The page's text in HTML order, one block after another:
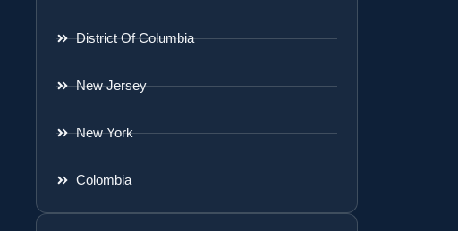
District Of Columbia
New Jersey
New York
Colombia